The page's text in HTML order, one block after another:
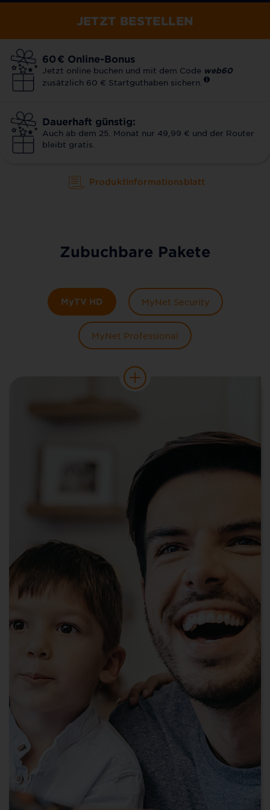
JETZT BESTELLEN
60 € Online-Bonus
Jetzt online buchen und mit dem Code web60
zusätzlich 60 € Startguthaben sichern.
Dauerhaft günstig:
Auch ab dem 25. Monat nur 49,99 € und der Router
bleibt gratis.
Produktinformationsblatt
Zubuchbare Pakete
MyTV HD MyNet Security
MyNet Professional